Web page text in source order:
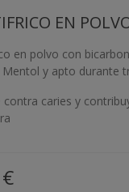
EN
en polvo con
Mentol y apto durante
contra caries y